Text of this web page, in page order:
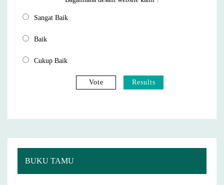
Sangat Baik
Baik
Cukup Baik
Vote Results
BUKU TAMU